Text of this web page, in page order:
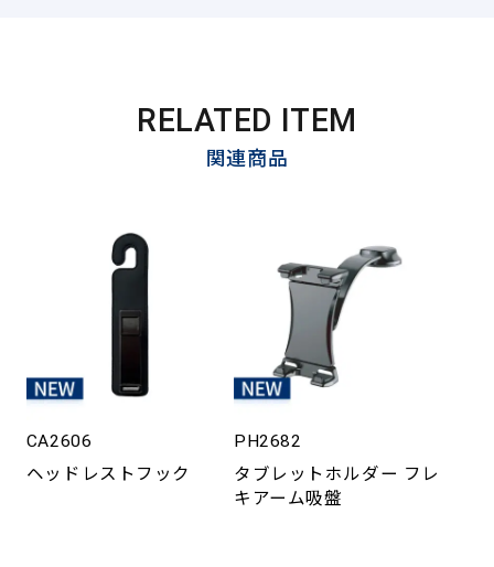
RELATED ITEM
関連商品
CA2606
ヘッドレストフック
PH2682
タブレットホルダー フレ
キアーム吸盤